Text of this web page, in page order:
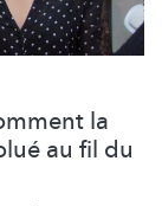
la
au fil du